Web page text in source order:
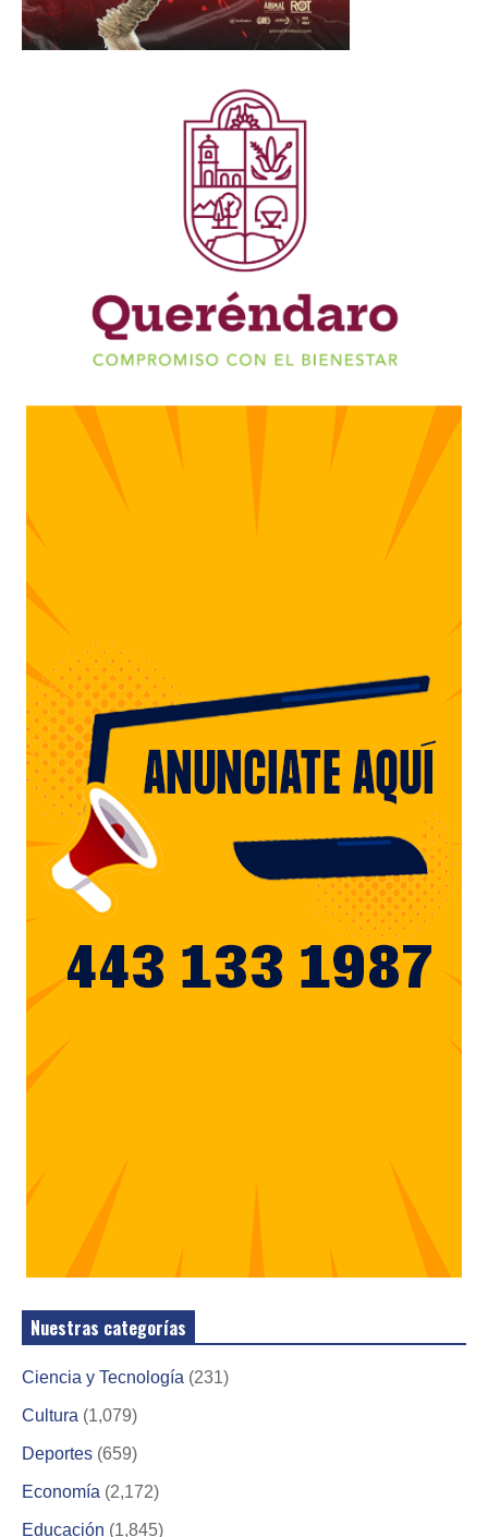
Nuestras categorías
Ciencia y Tecnología (231)
Cultura (1,079)
Deportes (659)
Economía (2,172)
Educación (1,845)